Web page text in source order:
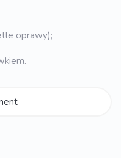
oprawy);